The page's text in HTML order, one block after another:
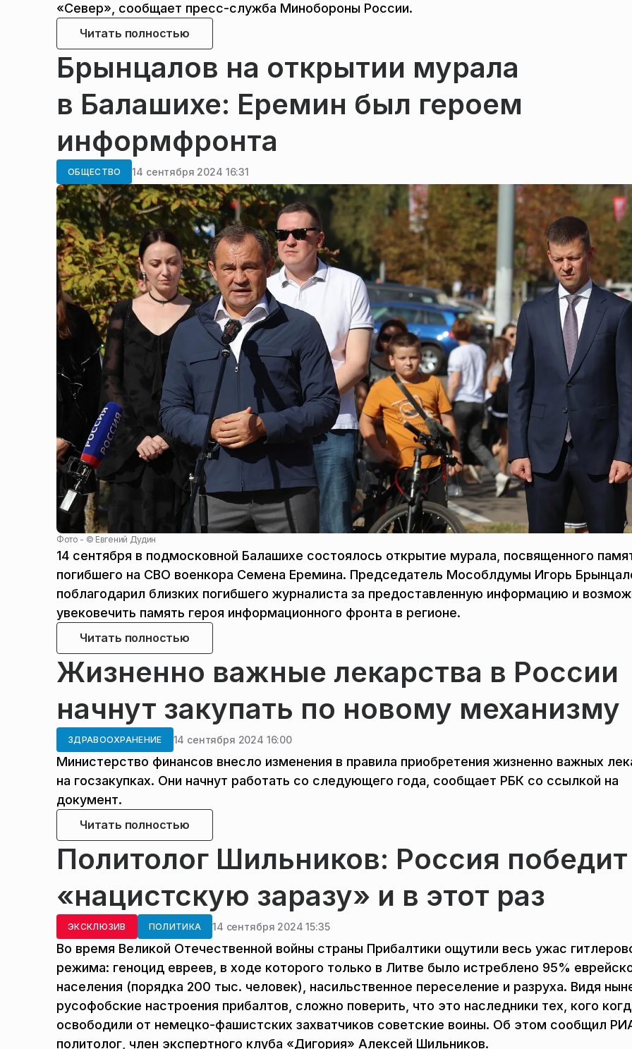
«Север», сообщает пресс-служба Минобороны России.
Читать полностью
Брынцалов на открытии мурала
в Балашихе: Еремин был героем
информфронта
ОБЩЕСТВО 14 сентября 2024 16:31
Фото - © Евгений Дудин
14 сентября в подмосковной Балашихе состоялось открытие мурала, посвященного
погибшего на СВО военкора Семена Еремина. Председатель Мособлдумы Игорь
поблагодарил близких погибшего журналиста за предоставленную информацию и
увековечить память героя информационного фронта в регионе.
Читать полностью
Жизненно важные лекарства в России
начнут закупать по новому механизму
ЗДРАВООХРАНЕНИЕ 14 сентября 2024 16:00
Министерство финансов внесло изменения в правила приобретения жизненно важных
на госзакупках. Они начнут работать со следующего года, сообщает РБК со ссылкой на
документ.
Читать полностью
Политолог Шильников: Россия победит
«нацистскую заразу» и в этот раз
ЭКСКЛЮЗИВ ПОЛИТИКА 14 сентября 2024 15:35
Во время Великой Отечественной войны страны Прибалтики ощутили весь ужас
режима: геноцид евреев, в ходе которого только в Литве было истреблено 95%
населения (порядка 200 тыс. человек), насильственное переселение и разруха. Видя
русофобские настроения прибалтов, сложно поверить, что это наследники тех, кого
освободили от немецко-фашистских захватчиков советские воины. Об этом сообщил
политолог, член экспертного клуба «Дигория» Алексей Шильников.